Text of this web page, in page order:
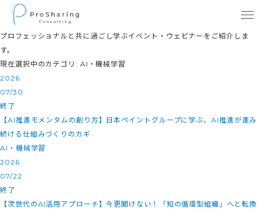
プロフェッショナルと共に過ごし学ぶイベント・ウェビナーをご紹介しま
す。
現在選択中のカテゴリ: AI・機械学習
2026
07/30
終了
【AI推進モメンタムの創り方】日本ペイントグループに学ぶ、AI推進が進み
続ける仕組みづくりのカギ
AI・機械学習
2026
07/22
終了
【次世代のAI活用アプローチ】今更聞けない！「知の循環型組織」へと転換